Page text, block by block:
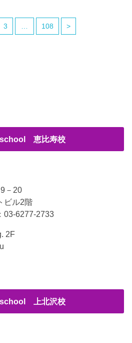
3 108 >
恵比寿校
－20
ビル2階
03-6277-2733
2F
上北沢校